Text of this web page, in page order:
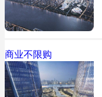
商业不限购